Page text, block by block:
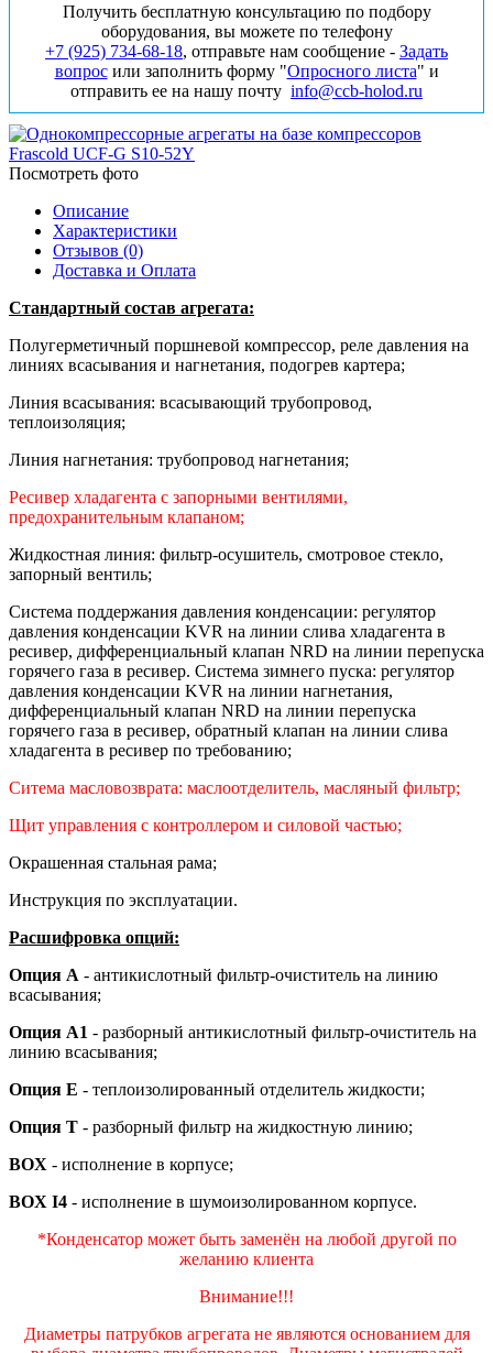
Получить бесплатную консультацию по подбору
оборудования, вы можете по телефону
+7 (925) 734‑68‑18, отправьте нам сообщение - Задать
вопросили заполнить форму "Опросного листа" и
отправить ее на нашу почту info@ccb-holod.ru
Посмотреть фото
Описание
Характеристики
Отзывов (0)
Доставка и Оплата
Стандартный состав агрегата:
Полугерметичный поршневой компрессор, реле давления на
линиях всасывания и нагнетания, подогрев картера;
Линия всасывания: всасывающий трубопровод,
теплоизоляция;
Линия нагнетания: трубопровод нагнетания;
Ресивер хладагента с запорными вентилями,
предохранительным клапаном;
Жидкостная линия: фильтр-осушитель, смотровое стекло,
запорный вентиль;
Система поддержания давления конденсации: регулятор
давления конденсации KVR на линии слива хладагента в
ресивер, дифференциальный клапан NRD на линии перепуска
горячего газа в ресивер. Система зимнего пуска: регулятор
давления конденсации KVR на линии нагнетания,
дифференциальный клапан NRD на линии перепуска
горячего газа в ресивер, обратный клапан на линии слива
хладагента в ресивер по требованию;
Ситема масловозврата: маслоотделитель, масляный фильтр;
Щит управления с контроллером и силовой частью;
Окрашенная стальная рама;
Инструкция по эксплуатации.
Расшифровка опций:
Опция А - антикислотный фильтр-очиститель на линию
всасывания;
Опция А1 - разборный антикислотный фильтр-очиститель на
линию всасывания;
Опция Е - теплоизолированный отделитель жидкости;
Опция Т - разборный фильтр на жидкостную линию;
BOX - исполнение в корпусе;
BOX I4 - исполнение в шумоизолированном корпусе.
*Конденсатор может быть заменён на любой другой по
желанию клиента
Внимание!!!
Диаметры патрубков агрегата не являются основанием для